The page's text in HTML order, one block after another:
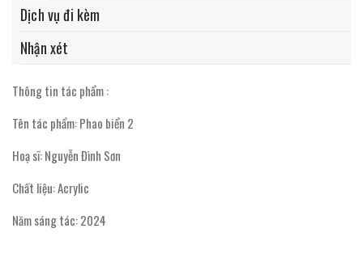
Dịch vụ đi kèm
Nhận xét
Thông tin tác phẩm :
Tên tác phẩm: Phao biển 2
Hoạ sĩ: Nguyễn Đình Sơn
Chất liệu: Acrylic
Năm sáng tác: 2024